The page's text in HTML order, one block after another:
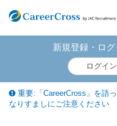
新規登録・ロ
ログイン
重要:「CareerCross」を語
なりすましにご注意ください